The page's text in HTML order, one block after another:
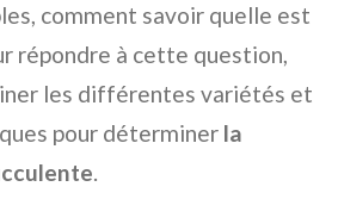
comment savoir quelle est
répondre à cette question,
les différentes variétés et
pour déterminer la
.